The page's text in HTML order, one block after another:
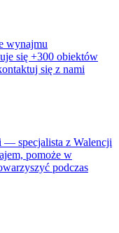
wynajmu
się +300 obiektów
się z nami
— specjalista z Walencji
pomoże w
podczas